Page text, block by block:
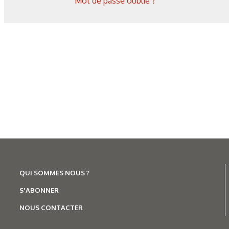
QUI SOMMES NOUS ?
S'ABONNER
NOUS CONTACTER